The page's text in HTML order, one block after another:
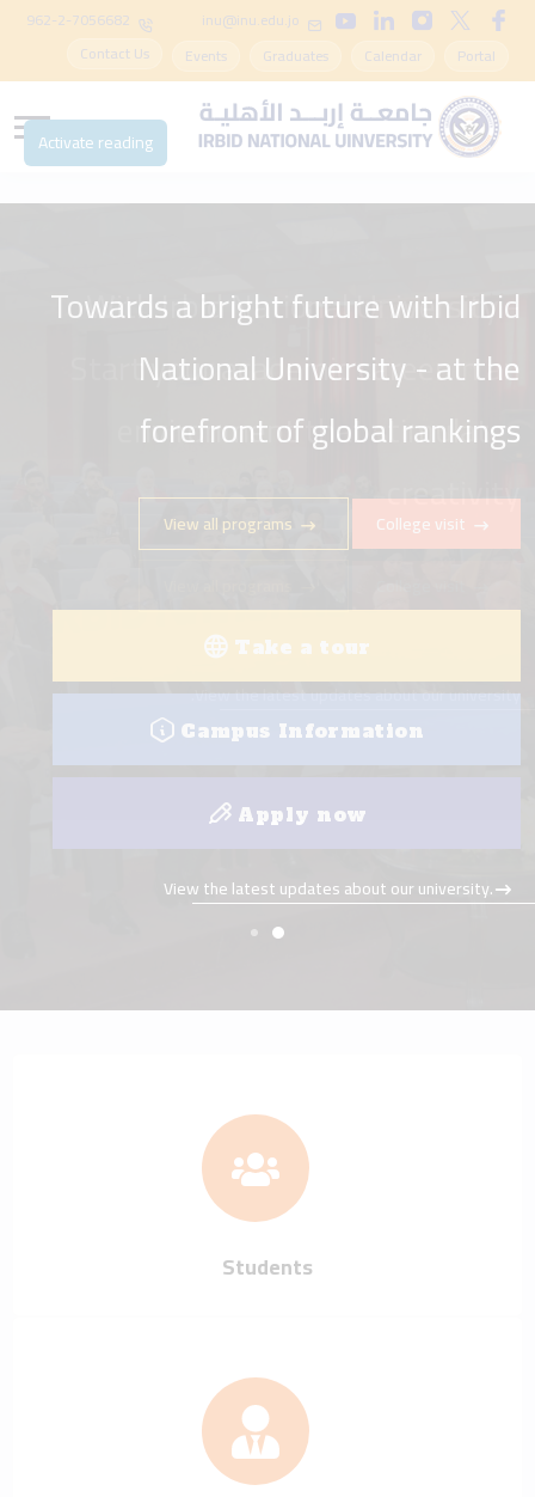
inu@inu.edu.jo
962-2-7056682
Portal
Calendar
Graduates
Events
Contact Us
Towards a bright future with Irbid
National University - at the
forefront of global rankings
College visit
View all programs
Take a tour
Campus Information
Apply now
View the latest updates about our university.
Students
Activate reading